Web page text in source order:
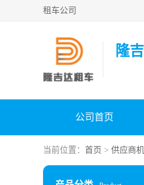
租车公司
隆
公司首页
当前位置： 首页 > 供应商机